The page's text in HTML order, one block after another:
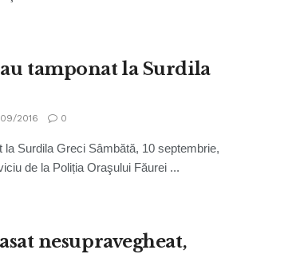
tamponat la Surdila
2016 0
la Surdila Greci Sâmbătă, 10 septembrie,
de la Poliția Oraşului Făurei ...
nesupravegheat,